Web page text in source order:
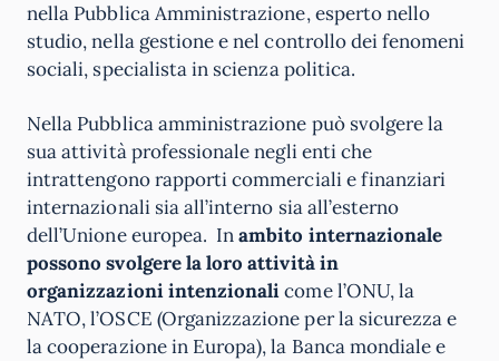
nella Pubblica Amministrazione, esperto nello
studio, nella gestione e nel controllo dei fenomeni
sociali, specialista in scienza politica.
Nella Pubblica amministrazione può svolgere la
sua attività professionale negli enti che
intrattengono rapporti commerciali e finanziari
internazionali sia all’interno sia all’esterno
dell’Unione europea. Inambito internazionale
possono svolgere la loro attività in
organizzazioni intenzionalicome l’ONU, la
NATO, l’OSCE (Organizzazione per la sicurezza e
la cooperazione in Europa), la Banca mondiale e